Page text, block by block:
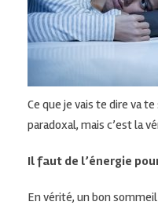
Ce que je vais te dire va
paradoxal, mais c’est la
Il faut de l’énergie
En vérité, un bon